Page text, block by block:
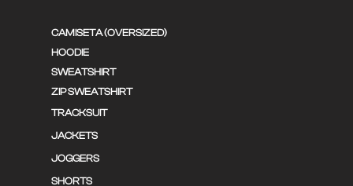
CAMISETA (OVERSIZED)
HOODIE
SWEATSHIRT
ZIP SWEATSHIRT
TRACKSUIT
JACKETS
JOGGERS
SHORTS